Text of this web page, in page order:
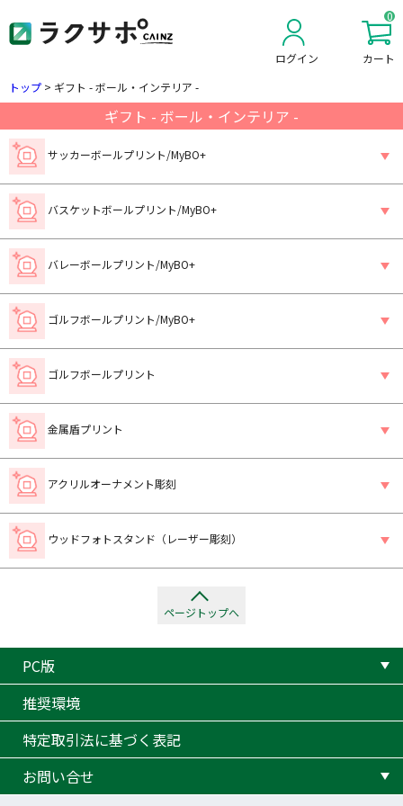
ログイン
0
カート
トップ > ギフト - ボール・インテリア -
ギフト - ボール・インテリア -
サッカーボールプリント/MyBO+
バスケットボールプリント/MyBO+
バレーボールプリント/MyBO+
ゴルフボールプリント/MyBO+
ゴルフボールプリント
金属盾プリント
アクリルオーナメント彫刻
ウッドフォトスタンド（レーザー彫刻）
ページトップへ
PC版
推奨環境
特定取引法に基づく表記
お問い合せ